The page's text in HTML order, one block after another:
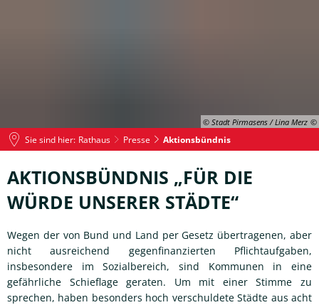
© Stadt Pirmasens / Lina Merz
Sie sind hier: Rathaus Presse Aktionsbündnis
Aktionsbündnis
AKTIONSBÜNDNIS „FÜR DIE
WÜRDE UNSERER STÄDTE“
Wegen der von Bund und Land per Gesetz übertragenen, aber
nicht ausreichend gegenfinanzierten Pflichtaufgaben,
insbesondere im Sozialbereich, sind Kommunen in eine
gefährliche Schieflage geraten. Um mit einer Stimme zu
sprechen, haben besonders hoch verschuldete Städte aus acht